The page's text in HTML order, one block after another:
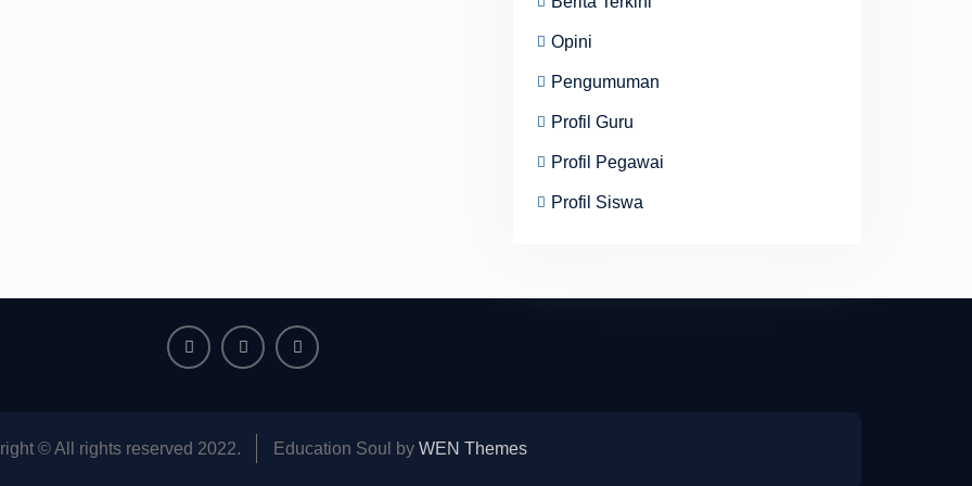
Opini
Pengumuman
Profil Guru
Profil Pegawai
Profil Siswa
© All rights reserved 2022. Education Soul by WEN Themes